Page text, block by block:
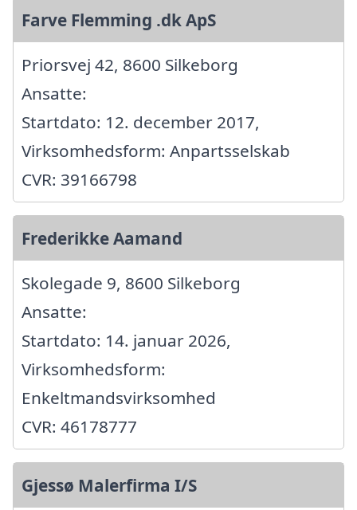
Farve Flemming .dk ApS
Priorsvej 42, 8600 Silkeborg
Ansatte:
Startdato: 12. december 2017,
Virksomhedsform: Anpartsselskab
CVR: 39166798
Frederikke Aamand
Skolegade 9, 8600 Silkeborg
Ansatte:
Startdato: 14. januar 2026,
Virksomhedsform:
Enkeltmandsvirksomhed
CVR: 46178777
Gjessø Malerfirma I/S